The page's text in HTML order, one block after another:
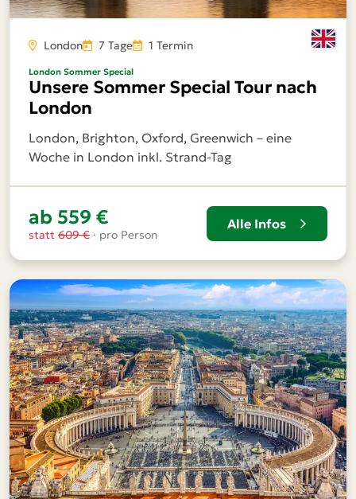
London 7 Tage 1 Termin
London Sommer Special
Unsere Sommer Special Tour nach
London
London, Brighton, Oxford, Greenwich – eine
Woche in London inkl. Strand-Tag
ab 559 €
statt 609 € · pro Person
Alle Infos